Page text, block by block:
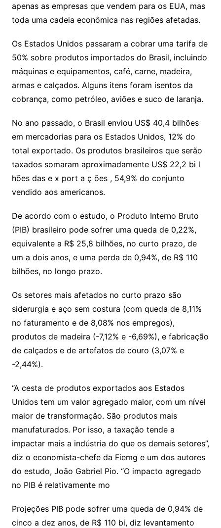
apenas as empresas que vendem para os EUA, mas
toda uma cadeia econômica nas regiões afetadas.
Os Estados Unidos passaram a cobrar uma tarifa de
50% sobre produtos importados do Brasil, incluindo
máquinas e equipamentos, café, carne, madeira,
armas e calçados. Alguns itens foram isentos da
cobrança, como petróleo, aviões e suco de laranja.
No ano passado, o Brasil enviou US$ 40,4 bilhões
em mercadorias para os Estados Unidos, 12% do
total exportado. Os produtos brasileiros que serão
taxados somaram aproximadamente US$ 22,2 bi l
hões das e x port a ç ões , 54,9% do conjunto
vendido aos americanos.
De acordo com o estudo, o Produto Interno Bruto
(PIB) brasileiro pode sofrer uma queda de 0,22%,
equivalente a R$ 25,8 bilhões, no curto prazo, de
um a dois anos, e uma perda de 0,94%, de R$ 110
bilhões, no longo prazo.
Os setores mais afetados no curto prazo são
siderurgia e aço sem costura (com queda de 8,11%
no faturamento e de 8,08% nos empregos),
produtos de madeira (-7,12% e -6,69%), e fabricação
de calçados e de artefatos de couro (3,07% e
-2,44%).
“A cesta de produtos exportados aos Estados
Unidos tem um valor agregado maior, com um nível
maior de transformação. São produtos mais
manufaturados. Por isso, a taxação tende a
impactar mais a indústria do que os demais setores”,
diz o economista-chefe da Fiemg e um dos autores
do estudo, João Gabriel Pio. “O impacto agregado
no PIB é relativamente mo
Projeções PIB pode sofrer uma queda de 0,94% de
cinco a dez anos, de R$ 110 bi, diz levantamento